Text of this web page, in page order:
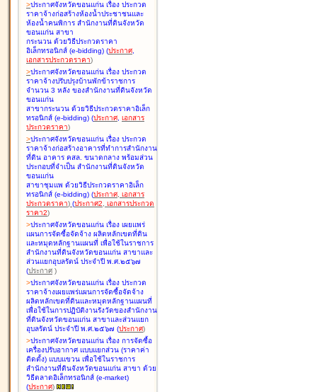
>ประกาศจังหวัดขอนแก่น เรื่อง ประกวด
ราคาจ้างก่อสร้างห้องน้ำประชาชนและ
ห้องน้ำคนพิการ สำนักงานที่ดินจังหวัด
ขอนแก่น สาขา
กระนวน ด้วยวิธีประกวดราคา
อิเล็กทรอนิกส์ (e-bidding) (ประกาศ,
เอกสารประกวดราคา)
>ประกาศจังหวัดขอนแก่น เรื่อง ประกวด
ราคาจ้างปรับปรุงบ้านพักข้าราชการ
จำนวน 3 หลัง ของสำนักงานที่ดินจังหวัด
ขอนแก่น
สาขากระนวน ด้วยวิธีประกวดราคาอิเล็ก
ทรอนิกส์ (e-bidding) (ประกาศ, เอกสาร
ประกวดราคา)
>ประกาศจังหวัดขอนแก่น เรื่อง ประกวด
ราคาจ้างก่อสร้างอาคารที่ทำการสำนักงาน
ที่ดิน อาคาร คสล. ขนาดกลาง พร้อมส่วน
ประกอบที่จำเป็น สำนักงานที่ดินจังหวัด
ขอนแก่น
สาขาชุมแพ ด้วยวิธีประกวดราคาอิเล็ก
ทรอนิกส์ (e-bidding) (ประกาศ, เอกสาร
ประกวดราคา) (ประกาศ2, เอกสารประกวด
ราคา2)
>ประกาศจังหวัดขอนแก่น เรื่อง เผยแพร่
แผนการจัดซื้อจัดจ้าง ผลิตหลักเขตที่ดิน
และหมุดหลักฐานแผนที่ เพื่อใช้ในราชการ
สำนักงานที่ดินจังหวัดขอนแก่น สาขาและ
ส่วนแยกอุบลรัตน์ ประจำปี พ.ศ.๒๕๖๗
(ประกาศ )
>ประกาศจังหวัดขอนแก่น เรื่อง ประกวด
ราคาจ้างเผยแพร่แผนการจัดซื้อจัดจ้าง
ผลิตหลักเขตที่ดินและหมุดหลักฐานแผนที่
เพื่อใช้ในการปฏิบัติงานรังวัดของสำนักงาน
ที่ดินจังหวัดขอนแก่น สาขาและส่วนแยก
อุบลรัตน์ ประจำปี พ.ศ.๒๕๖๗ (ประกาศ)
>ประกาศจังหวัดขอนแก่น เรื่อง การจัดซื้อ
เครื่องปรับอากาศ แบบแยกส่วน (ราคาค่า
ติดตั้ง) แบบแขวน เพื่อใช้ในราชการ
สำนักงานที่ดินจังหวัดขอนแก่น สาขา ด้วย
วิธีตลาดอิเล็กทรอนิกส์ (e-market)
(ประกาศ)